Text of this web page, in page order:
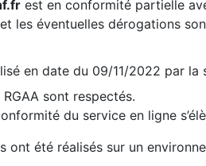
est en conformité partielle
les éventuelles dérogations
en date du 09/11/2022 par
sont respectés.
du service en ligne
ont été réalisés sur un